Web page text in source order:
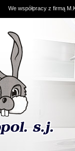
We współpracy z firmą